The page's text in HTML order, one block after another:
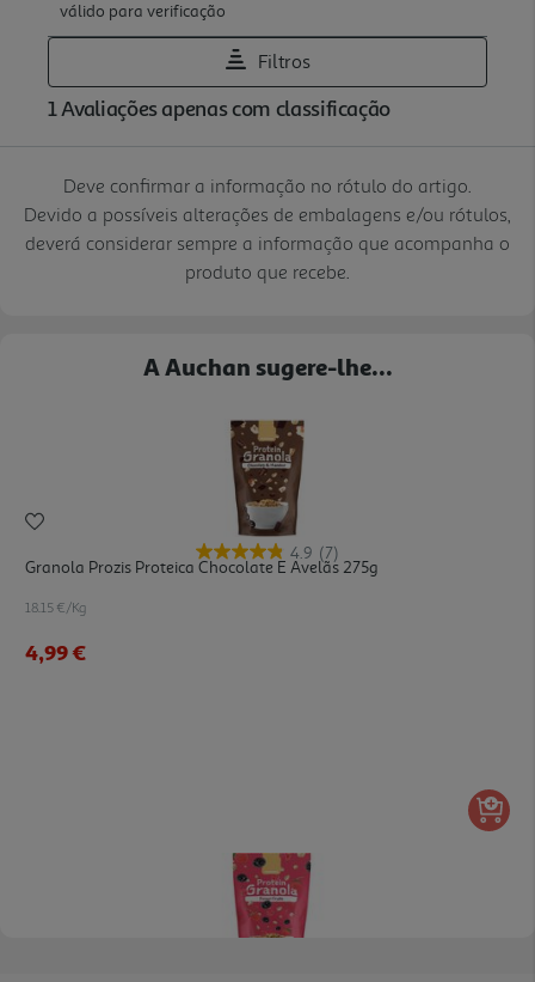
Deve confirmar a informação no rótulo do artigo.
Devido a possíveis alterações de embalagens e/ou rótulos,
deverá considerar sempre a informação que acompanha o
produto que recebe.
A Auchan sugere-lhe...
4.9 (7)
Granola Prozis Proteica Chocolate E Avelãs 275g
18.15 €/Kg
4,99 €